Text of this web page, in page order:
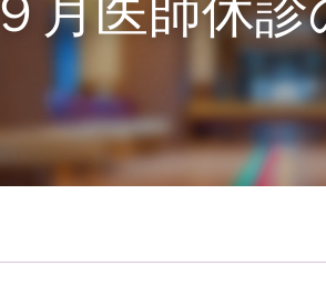
９月医師休